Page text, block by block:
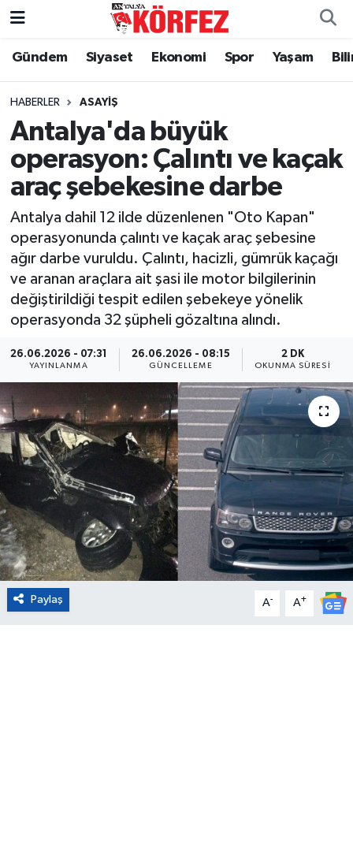
Gündem Siyaset Ekonomi Spor Yaşam
HABERLER ASAYIŞ
Antalya'da büyük
operasyon: Çalıntı ve kaçak
araç şebekesine darbe
Antalya dahil 12 ilde düzenlenen "Oto Kapan"
operasyonunda çalıntı ve kaçak araç şebesine
ağır darbe vuruldu. Çalıntı, hacizli, gümrük kaçağı
ve aranan araçlara ait şasi ile motor bilgilerinin
değiştirildiği tespit edilen şebekeye yönelik
operasyonda 32 şüpheli gözaltına alındı.
26.06.2026 - 07:31
YAYINLANMA
26.06.2026 - 08:15
GÜNCELLEME
2 DK
OKUNMA SÜRESI
Paylaş A- A+
Gündem
Siyaset
Yerel Yönetim
Ekonomi
Spor
Yaşam
Asayiş
Eğitim
Sağlık
Magazin
Turizm
Çevre
Kültür ve Sanat
Nöbetçi Eczaneler
Hava Durumu
Trafik Durumu
Süper Lig Puan Durumu ve Fikstür
Tüm Manşetler
Son Dakika Haberleri
Haber Arşivi